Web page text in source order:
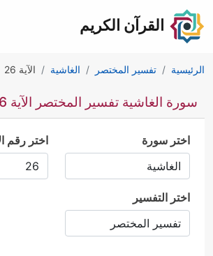
القرآن الكريم
الرئيسية تفسير المختصر الغاشية الآية 26
سورة الغاشية تفسير المختصر الآية 26
اختر سورة اختر رقم
اختر التفسير